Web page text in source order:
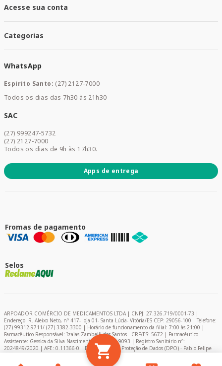
Santa Mais Exames
Santa Mais Serviços
Santa Mais Convenios
Acesse sua conta
Meus Pedidos
Categorias
Saúde e Bem-estar
Mamães e Bebê
Dermocosméticos
Promoções
WhatsApp
Espirito Santo: (27) 2127-7000
Todos os dias das 7h30 às 21h30
SAC
(27) 999247-5732
(27) 2127-7000
Todos os dias de 9h às 17h30.
Apps de entrega
Fromas de pagamento
Selos
ARPOADOR COMÉRCIO DE MEDICAMENTOS LTDA | CNPJ: 27.326.719/0001-73 |
Endereço: R. Aleixo Neto, nº 417- loja 01- Santa Lúcia- Vitória/ES CEP: 29056-100 | Telefone:
(27) 99312-9711/ (27) 3382-3300 | Horário de funcionamento da filial: 7:00 às 21:00 |
Farmacêutico Responsável: Izaias Zambelli dos Santos - CRF/ES: 5672 | Farmacêutico
Assistente: Gessica da Silva Nascimento – CRF/ES: 9093 | Registro Sanitário nº:
2024849/2020 | AFE: 0.11366-0 | Encarregado de Proteção de Dados (DPO) - Pablo Felipe